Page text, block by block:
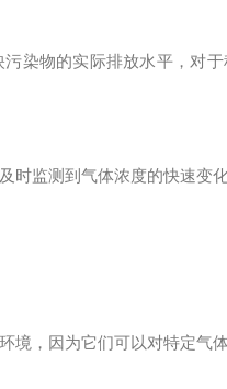
物的实际排放水平，对于
监测到气体浓度的快速变化
，因为它们可以对特定气体